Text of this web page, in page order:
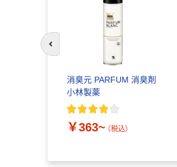
消臭元 PARFUM 消臭剤
小林製薬
￥363~ （税込）
前のスライドへ